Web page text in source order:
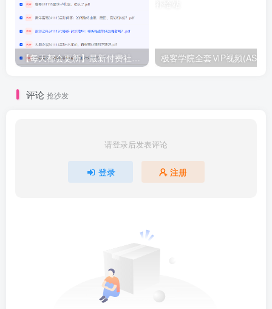
【每天都会更新】最新付费社群公众号文章 极客学院全套ⅥP视频(AS版)
评论 抢沙发
请登录后发表评论
登录 注册